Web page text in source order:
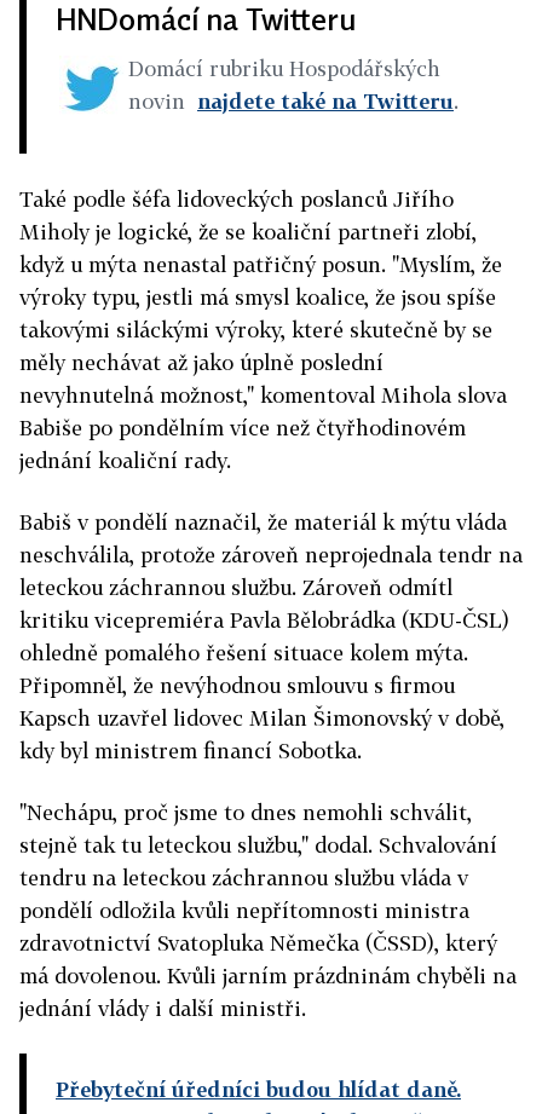
HNDomácí na Twitteru
Domácí rubriku Hospodářských
novin najdete také na Twitteru.
Také podle šéfa lidoveckých poslanců Jiřího
Miholy je logické, že se koaliční partneři zlobí,
když u mýta nenastal patřičný posun. "Myslím, že
výroky typu, jestli má smysl koalice, že jsou spíše
takovými siláckými výroky, které skutečně by se
měly nechávat až jako úplně poslední
nevyhnutelná možnost," komentoval Mihola slova
Babiše po pondělním více než čtyřhodinovém
jednání koaliční rady.
Babiš v pondělí naznačil, že materiál k mýtu vláda
neschválila, protože zároveň neprojednala tendr na
leteckou záchrannou službu. Zároveň odmítl
kritiku vicepremiéra Pavla Bělobrádka (KDU-ČSL)
ohledně pomalého řešení situace kolem mýta.
Připomněl, že nevýhodnou smlouvu s firmou
Kapsch uzavřel lidovec Milan Šimonovský v době,
kdy byl ministrem financí Sobotka.
"Nechápu, proč jsme to dnes nemohli schválit,
stejně tak tu leteckou službu," dodal. Schvalování
tendru na leteckou záchrannou službu vláda v
pondělí odložila kvůli nepřítomnosti ministra
zdravotnictví Svatopluka Němečka (ČSSD), který
má dovolenou. Kvůli jarním prázdninám chyběli na
jednání vlády i další ministři.
Přebyteční úředníci budou hlídat daně.